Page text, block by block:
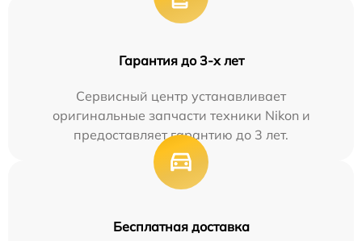
Гарантия до 3-х лет
Сервисный центр устанавливает
оригинальные запчасти техники Nikon и
предоставляет гарантию до 3 лет.
Бесплатная доставка